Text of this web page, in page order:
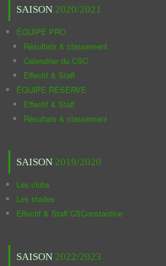
SAISON 2020/2021
ÉQUIPE PRO
Résultats & classement
Calendrier du CSC
Effectif & Staff
ÉQUIPE RÉSERVE
Effectif & Staff
Résultats & classement
SAISON 2019/2020
Les clubs
Les stades
Effectif & Staff CSConstantine
SAISON 2022/2023